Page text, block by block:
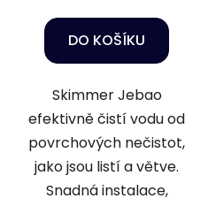
DO KOŠÍKU
Skimmer Jebao
efektivně čistí vodu od
povrchových nečistot,
jako jsou listí a větve.
Snadná instalace,